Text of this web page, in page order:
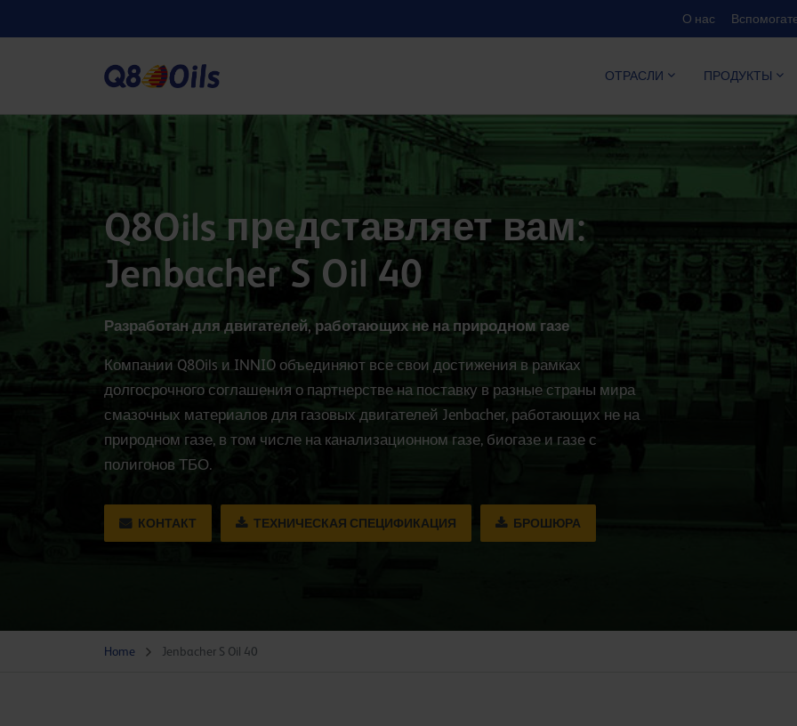
О нас
ОТРАСЛИ ПРОДУКТЫ
Q8Oils представляет вам:
Jenbacher S Oil 40
Разработан для двигателей, работающих не на природном газе
Компании Q8Oils и INNIO объединяют все свои достижения в рамках
долгосрочного соглашения о партнерстве на поставку в разные страны мира
смазочных материалов для газовых двигателей Jenbacher, работающих не на
природном газе, в том числе на канализационном газе, биогазе и газе с
полигонов ТБО.
КОНТАКТ ТЕХНИЧЕСКАЯ СПЕЦИФИКАЦИЯ БРОШЮРА
Home Jenbacher S Oil 40